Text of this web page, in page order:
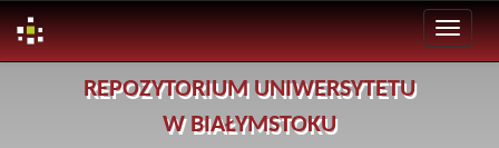
REPOZYTORIUM UNIWERSYTETU
W BIAŁYMSTOKU